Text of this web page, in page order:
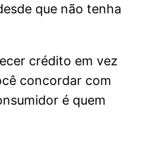
que não tenha
crédito em vez
concordar com
é quem